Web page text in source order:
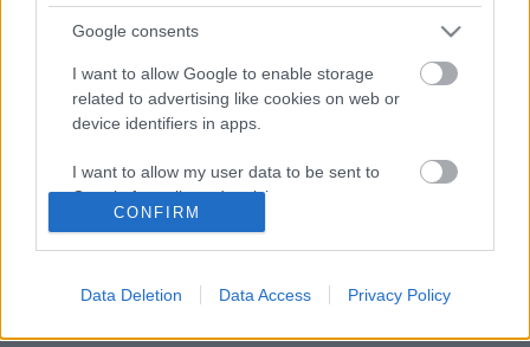
Google consents
I want to allow Google to enable storage
related to advertising like cookies on web or
device identifiers in apps.
I want to allow my user data to be sent to
Google for online advertising purposes.
related to analytics like cookies on web or
CONFIRM
Data Deletion Data Access Privacy Policy
Ez egy közéleti vitára alkalma ügy.
LMP: AZ IDŐHÚZÁS IDEJE LEJÁRT, ELJÖTT A
CSELEKVÉS IDEJE!
2020. október. 28. 12:02
Népszavazást kezdeményezett Schmuck Erzsébet, az LMP
ELKASZÁLTÁK AZ MSZP BALATONNAL
KAPCSOLATOS NÉPSZAVAZÁSÁT
ÚJABB ZÖLD NÉPSZAVAZÁSI KÉRDÉSEKET